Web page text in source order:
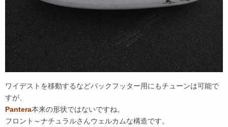
ワイデストを移動するなどバックフッター用にもチューンは可能で
すが、
Pantera本来の形状ではないですね。
フロント～ナチュラルさんウェルカムな構造です。